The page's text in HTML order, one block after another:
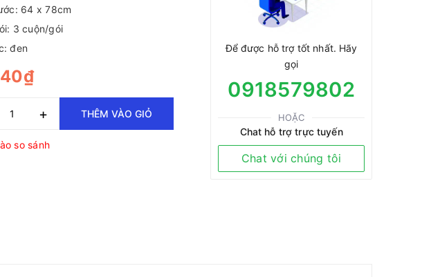
64 x 78cm
3 cuộn/gói
đen
+ THÊM VÀO GIỎ
so sánh
Để được hỗ trợ tốt nhất. Hãy
gọi
0918579802
HOẶC
Chat hỗ trợ trực tuyến
Chat với chúng tôi